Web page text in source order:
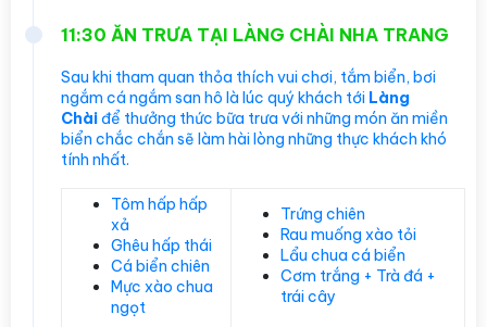
11:30 ĂN TRƯA TẠI LÀNG CHÀI NHA TRANG
Sau khi tham quan thỏa thích vui chơi, tắm biển, bơi
ngắm cá ngắm san hô là lúc quý khách tới Làng
Chàiđể thưởng thức bữa trưa với những món ăn miền
biển chắc chắn sẽ làm hài lòng những thực khách khó
tính nhất.
Tôm hấp hấp
xả
Ghêu hấp thái
Cá biển chiên
Mực xào chua
ngọt
Trứng chiên
Rau muống xào tỏi
Lẩu chua cá biển
Cơm trắng + Trà đá +
trái cây